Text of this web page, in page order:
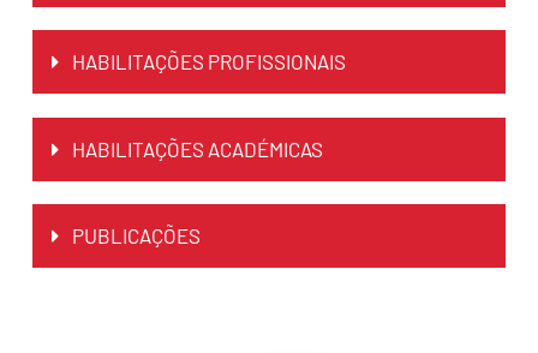
HABILITAÇÕES PROFISSIONAIS
HABILITAÇÕES ACADÉMICAS
PUBLICAÇÕES